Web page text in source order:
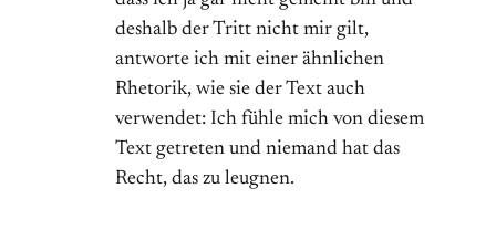
deshalb der Tritt nicht mir gilt,
antworte ich mit einer ähnlichen
Rhetorik, wie sie der Text auch
verwendet: Ich fühle mich von diesem
Text getreten und niemand hat das
Recht, das zu leugnen.